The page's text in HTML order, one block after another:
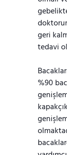
geri
tedavi
%90